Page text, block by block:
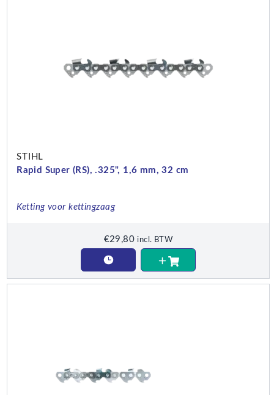
STIHL
Rapid Super (RS), .325", 1,6 mm, 32 cm
Ketting voor kettingzaag
€29,80 incl. BTW